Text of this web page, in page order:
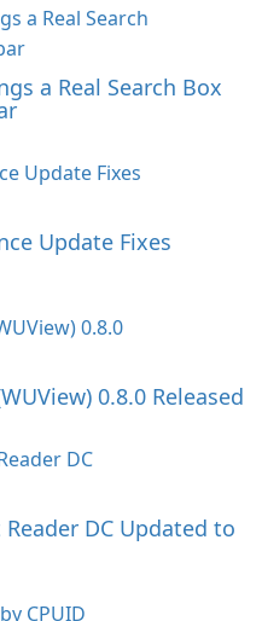
a Real Search Box
Update Fixes
0.8.0 Released
DC Updated to